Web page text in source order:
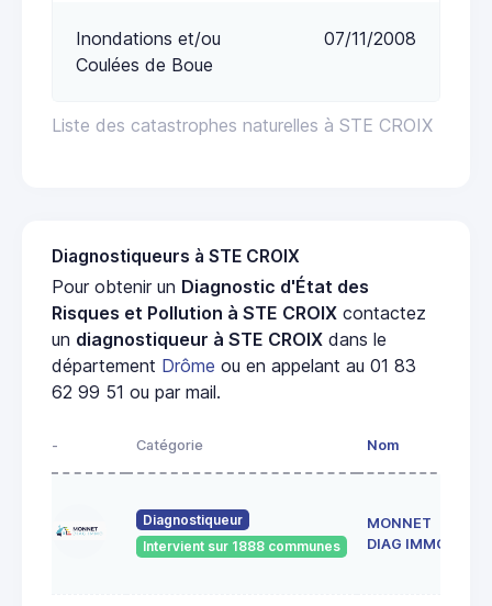
Liste des catastrophes naturelles à STE CROIX
Inondations et/ou
Coulées de Boue
07/11/2008
Diagnostiqueurs à STE CROIX
Pour obtenir un Diagnostic d'État des
Risques et Pollution à STE CROIX contactez
un diagnostiqueur à STE CROIX dans le
département Drôme ou en appelant au 01 83
62 99 51 ou par mail.
- Catégorie Nom
Diagnostiqueur
Intervient sur 1888 communes
MONNET
DIAG IMMO